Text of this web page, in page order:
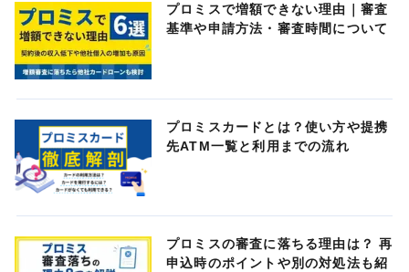
プロミスで増額できない理由｜審査
基準や申請方法・審査時間について
プロミスカードとは？使い方や提携
先ATM一覧と利用までの流れ
プロミスの審査に落ちる理由は？ 再
申込時のポイントや別の対処法も紹